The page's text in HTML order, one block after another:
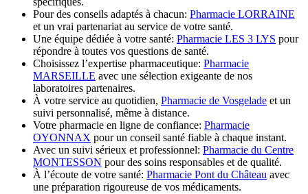
Pour des conseils adaptés à chacun: Pharmacie LORRAINE
et un vrai partenariat au service de votre santé.
Une équipe dédiée à votre santé: Pharmacie LES 3 LYS pour
répondre à toutes vos questions de santé.
Choisissez l’expertise pharmaceutique: Pharmacie
MARSEILLE avec une sélection exigeante de nos
laboratoires partenaires.
À votre service au quotidien, Pharmacie de Vosgelade et un
suivi personnalisé, même à distance.
Votre pharmacie en ligne de confiance: Pharmacie
OYONNAX pour un conseil santé fiable à chaque instant.
Avec un suivi sérieux et professionnel: Pharmacie du Centre
MONTESSON pour des soins responsables et de qualité.
À l’écoute de votre santé: Pharmacie Pont du Château avec
une préparation rigoureuse de vos médicaments.